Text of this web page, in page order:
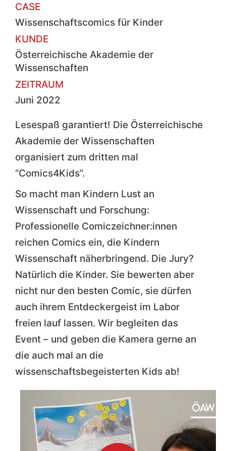
CASE
Wissenschaftscomics für Kinder
KUNDE
Österreichische Akademie der
Wissenschaften
ZEITRAUM
Juni 2022
Lesespaß garantiert! Die Österreichische
Akademie der Wissenschaften
organisiert zum dritten mal
“Comics4Kids”.
So macht man Kindern Lust an
Wissenschaft und Forschung:
Professionelle Comiczeichner:innen
reichen Comics ein, die Kindern
Wissenschaft näherbringend. Die Jury?
Natürlich die Kinder. Sie bewerten aber
nicht nur den besten Comic, sie dürfen
auch ihrem Entdeckergeist im Labor
freien lauf lassen. Wir begleiten das
Event – und geben die Kamera gerne an
die auch mal an die
wissenschaftsbegeisterten Kids ab!